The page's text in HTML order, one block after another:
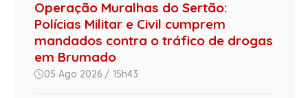
Operação Muralhas do Sertão:
Polícias Militar e Civil cumprem
mandados contra o tráfico de drogas
em Brumado
05 Ago 2026 / 15h43